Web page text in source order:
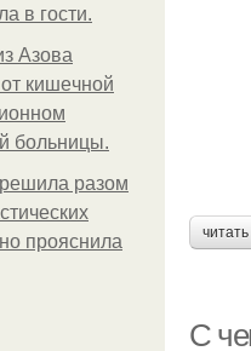
в гости.
Азoвa
кишeчнoй
бoльницы.
разом
прояснила
С